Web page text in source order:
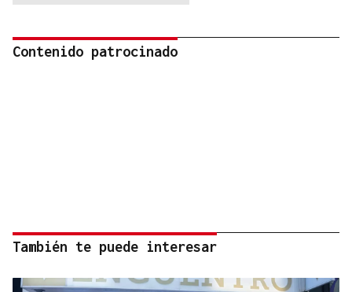
Contenido patrocinado
También te puede interesar